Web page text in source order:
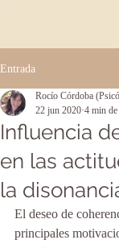
Entrada
Influencia
en las
la
Rocío Córdoba
22 jun 2020 4 min
El deseo de
principales